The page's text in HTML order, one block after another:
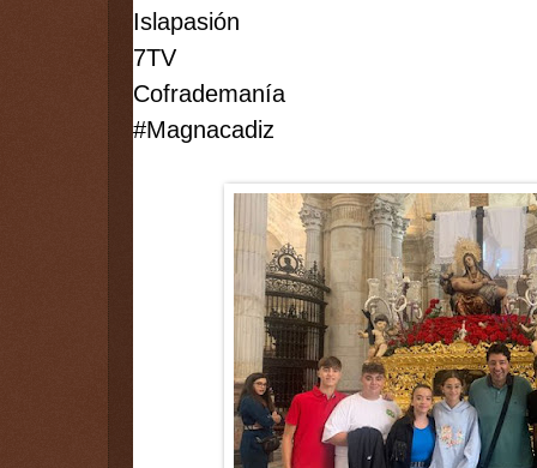
Islapasión
7TV
Cofrademanía
#Magnacadiz